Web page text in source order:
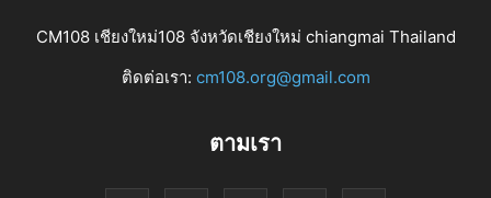
CM108 เชียงใหม่108 จังหวัดเชียงใหม่ chiangmai Thailand
ติดต่อเรา: cm108.org@gmail.com
ตามเรา